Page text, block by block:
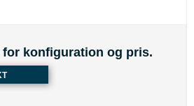
for konfiguration og pris.